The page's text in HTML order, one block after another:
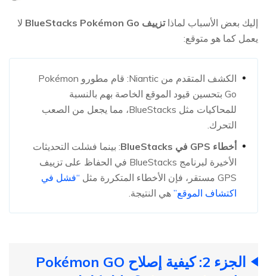
إليك بعض الأسباب لماذاتزييف BlueStacks Pokémon Go
لا
يعمل كما هو متوقع:
الكشف المتقدم من Niantic: قام مطورو Pokémon
Go بتحسين قيود الموقع الخاصة بهم بالنسبة
للمحاكيات مثل BlueStacks، مما يجعل من الصعب
التحرك.
أخطاء GPS في BlueStacks
: بينما فشلت التحديثات
الأخيرة لبرنامج BlueStacks في الحفاظ على تزييف
GPS مستقر، فإن الأخطاء المتكررة مثل
“فشل في
اكتشاف الموقع” هي النتيجة.
الجزء 2: كيفية إصلاح Pokémon GO